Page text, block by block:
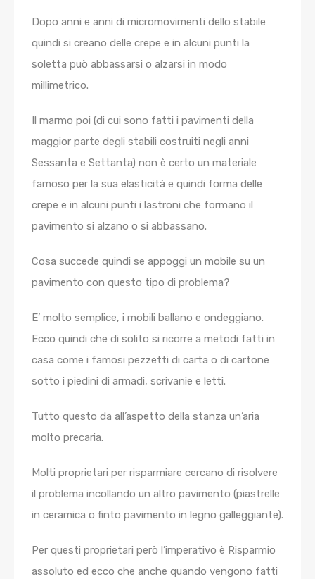
Dopo anni e anni di micromovimenti dello stabile
quindi si creano delle crepe e in alcuni punti la
soletta può abbassarsi o alzarsi in modo
millimetrico.
Il marmo poi (di cui sono fatti i pavimenti della
maggior parte degli stabili costruiti negli anni
Sessanta e Settanta) non è certo un materiale
famoso per la sua elasticità e quindi forma delle
crepe e in alcuni punti i lastroni che formano il
pavimento si alzano o si abbassano.
Cosa succede quindi se appoggi un mobile su un
pavimento con questo tipo di problema?
E’ molto semplice, i mobili ballano e ondeggiano.
Ecco quindi che di solito si ricorre a metodi fatti in
casa come i famosi pezzetti di carta o di cartone
sotto i piedini di armadi, scrivanie e letti.
Tutto questo da all’aspetto della stanza un’aria
molto precaria.
Molti proprietari per risparmiare cercano di risolvere
il problema incollando un altro pavimento (piastrelle
in ceramica o finto pavimento in legno galleggiante).
Per questi proprietari però l’imperativo è Risparmio
assoluto ed ecco che anche quando vengono fatti